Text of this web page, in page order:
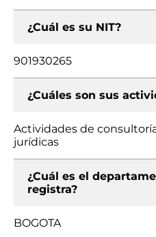
¿Cuál es su NIT?
901930265
¿Cuáles son sus
Actividades de
jurídicas
¿Cuál es el
registra?
BOGOTA